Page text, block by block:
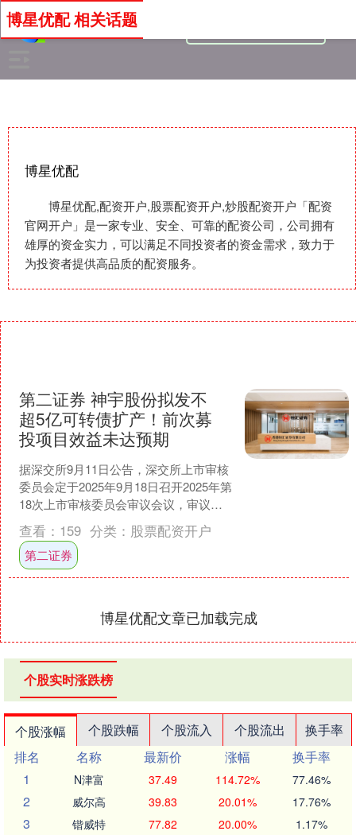
博星优配
博星优配,配资开户,股票配资开户,炒股配资开户「配资
官网开户」是一家专业、安全、可靠的配资公司，公司拥有
雄厚的资金实力，可以满足不同投资者的资金需求，致力于
为投资者提供高品质的配资服务。
博星优配 相关话题
第二证券 神宇股份拟发不
超5亿可转债扩产！前次募
投项目效益未达预期
据深交所9月11日公告，深交所上市审核
委员会定于2025年9月18日召开2025年第
18次上市审核委员会审议会议，审议的
事项为神宇股份(300563)向不特定对....
查看： 159 分类： 股票配资开户
第二证券
博星优配文章已加载完成
个股实时涨跌榜
个股涨幅 个股跌幅 个股流入 个股流出
换手率
排名
名称 最新价 涨幅
换手率
1
N津富 37.49 114.72% 77.46%
2 威尔高 39.83 20.01% 17.76%
3 锴威特 77.82 20.00% 1.17%